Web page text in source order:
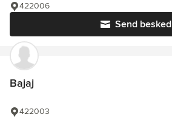
Send besked
422006
Bajaj
422003